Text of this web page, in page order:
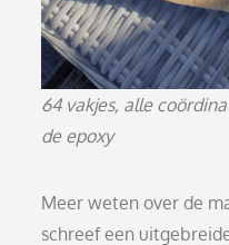
64 vakjes, alle
de epoxy
Meer weten over de
schreef een